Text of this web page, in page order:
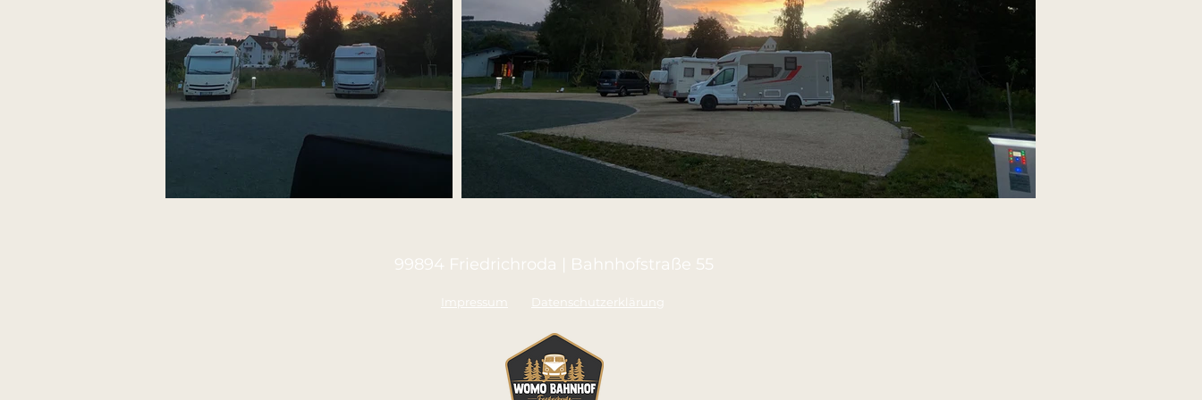
99894 Friedrichroda | Bahnhofstraße 55
Impressum Datenschutzerklärung